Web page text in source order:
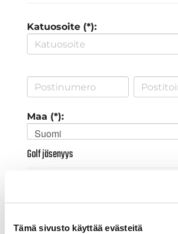
Tämä sivusto käyttää evästeitä
Katuosoite (*):
Maa (*):
Suomi
Golf jäsenyys